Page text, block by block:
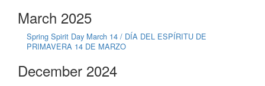
March 2025
Spring Spirit Day March 14 / DÍA DEL ESPÍRITU DE
PRIMAVERA 14 DE MARZO
December 2024